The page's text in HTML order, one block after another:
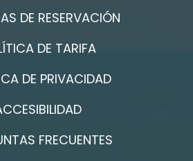
DE RESERVACIÓN
DE TARIFA
DE PRIVACIDAD
FRECUENTES